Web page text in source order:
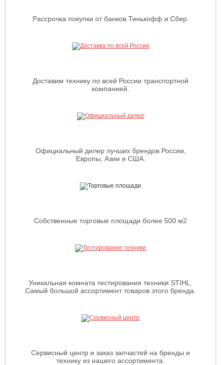
Рассрочка покупки от банков Тинькофф и Сбер.
Доставим технику по всей России транспортной
компанией.
Официальный дилер лучших брендов России,
Европы, Азии и США.
Собственные торговые площади более 500 м2
Уникальная комната тестирования техники STIHL.
Самый большой ассортимент товаров этого бренда.
Сервисный центр и заказ запчастей на бренды и
технику из нашего ассортимента.